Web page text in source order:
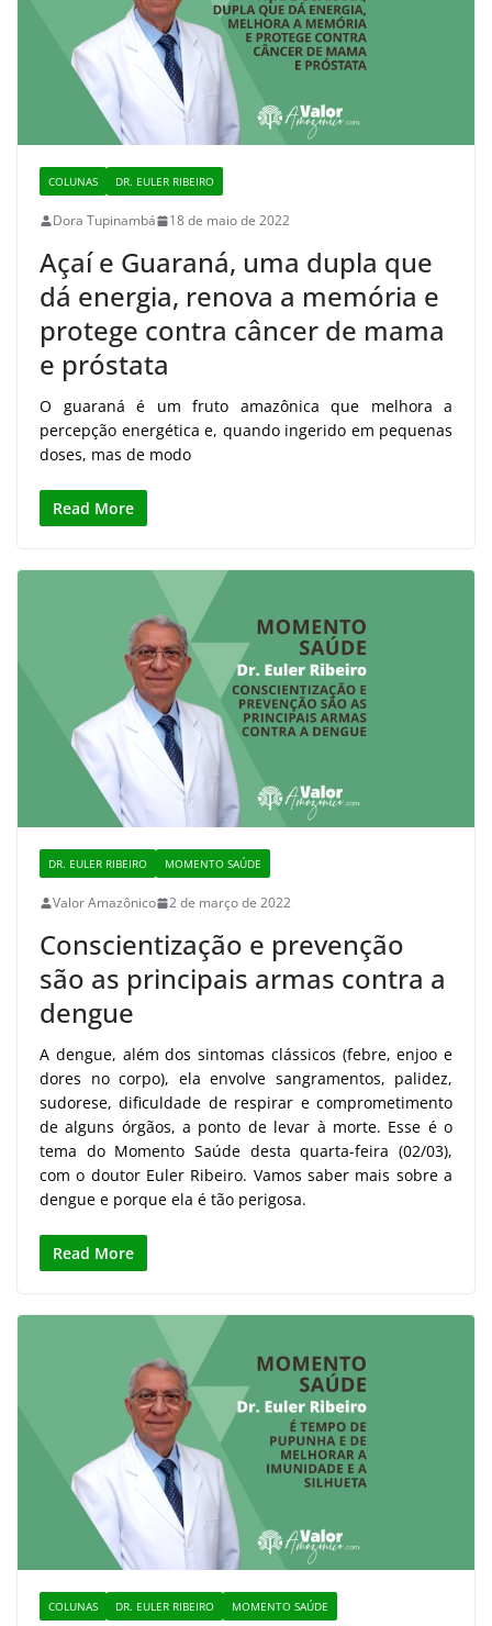
COLUNAS DR. EULER RIBEIRO
Dora Tupinambá 18 de maio de 2022
Açaí e Guaraná, uma dupla que
dá energia, renova a memória e
protege contra câncer de mama
e próstata
O guaraná é um fruto amazônica que melhora a
percepção energética e, quando ingerido em pequenas
doses, mas de modo
Read More
DR. EULER RIBEIRO MOMENTO SAÚDE
Valor Amazônico 2 de março de 2022
Conscientização e prevenção
são as principais armas contra a
dengue
A dengue, além dos sintomas clássicos (febre, enjoo e
dores no corpo), ela envolve sangramentos, palidez,
sudorese, dificuldade de respirar e comprometimento
de alguns órgãos, a ponto de levar à morte. Esse é o
tema do Momento Saúde desta quarta-feira (02/03),
com o doutor Euler Ribeiro. Vamos saber mais sobre a
dengue e porque ela é tão perigosa.
Read More
COLUNAS DR. EULER RIBEIRO MOMENTO SAÚDE